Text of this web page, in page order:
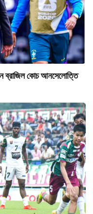
ব্রাজিল কোচ আনসেলোত্তি